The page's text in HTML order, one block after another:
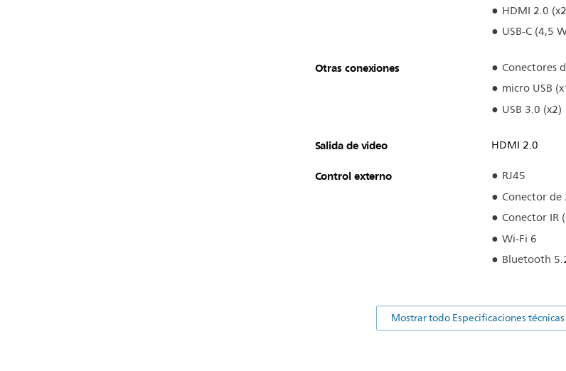
HDMI 2.0
USB-C (4,5
Otras conexiones
Conectores
micro USB
USB 3.0 (x2)
Salida de video HDMI 2.0
Control externo
RJ45
Conector de
Conector IR
Wi-Fi 6
Bluetooth
Mostrar todo Especificaciones técnicas